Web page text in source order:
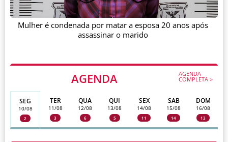
AGENDA AGENDA
COMPLETA >
SEG
10/08
2
TER
11/08
3
QUA
12/08
6
QUI
13/08
5
SEX
14/08
11
SAB
15/08
14
DOM
16/08
13
Mulher é condenada por matar a esposa 20 anos após
assassinar o marido